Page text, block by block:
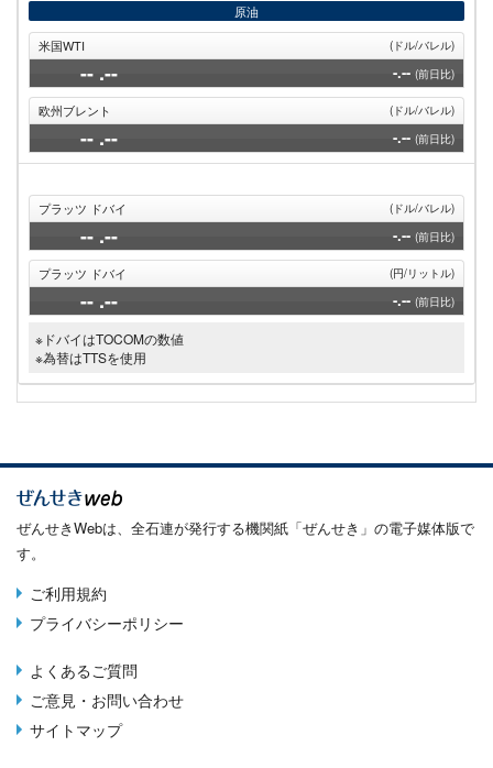
原油
米国WTI
(ドル/バレル)
-- .-- -.-- (前日比)
欧州ブレント (ドル/バレル)
-- .-- -.-- (前日比)
プラッツ ドバイ (ドル/バレル)
-- .-- -.-- (前日比)
プラッツ ドバイ (円/リットル)
-- .-- -.-- (前日比)
※ドバイはTOCOMの数値
※為替はTTSを使用
ぜんせきWebは、全石連が発行する機関紙「ぜんせき」の電子媒体版で
す。
Terms
menu
ご利用規約
プライバシーポリシー
Footer
menu
よくあるご質問
ご意見・お問い合わせ
サイトマップ